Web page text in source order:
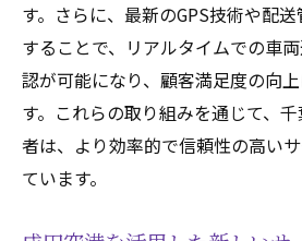
す。さらに、最新のGPS技術や配
することで、リアルタイムでの車
認が可能になり、顧客満足度の向
す。これらの取り組みを通じて、
者は、より効率的で信頼性の高い
ています。